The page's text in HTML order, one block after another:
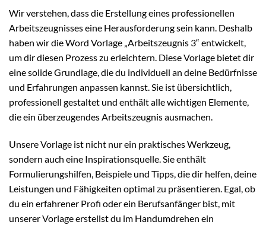
Wir verstehen, dass die Erstellung eines professionellen
Arbeitszeugnisses eine Herausforderung sein kann. Deshalb
haben wir die Word Vorlage „Arbeitszeugnis 3“ entwickelt,
um dir diesen Prozess zu erleichtern. Diese Vorlage bietet dir
eine solide Grundlage, die du individuell an deine Bedürfnisse
und Erfahrungen anpassen kannst. Sie ist übersichtlich,
professionell gestaltet und enthält alle wichtigen Elemente,
die ein überzeugendes Arbeitszeugnis ausmachen.
Unsere Vorlage ist nicht nur ein praktisches Werkzeug,
sondern auch eine Inspirationsquelle. Sie enthält
Formulierungshilfen, Beispiele und Tipps, die dir helfen, deine
Leistungen und Fähigkeiten optimal zu präsentieren. Egal, ob
du ein erfahrener Profi oder ein Berufsanfänger bist, mit
unserer Vorlage erstellst du im Handumdrehen ein